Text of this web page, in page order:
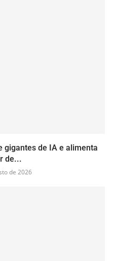
gigantes de IA e alimenta
de...
de 2026